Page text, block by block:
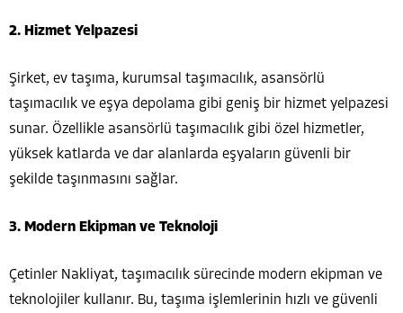
2. Hizmet Yelpazesi
Şirket, ev taşıma, kurumsal taşımacılık, asansörlü
taşımacılık ve eşya depolama gibi geniş bir hizmet yelpazesi
sunar. Özellikle asansörlü taşımacılık gibi özel hizmetler,
yüksek katlarda ve dar alanlarda eşyaların güvenli bir
şekilde taşınmasını sağlar.
3. Modern Ekipman ve Teknoloji
Çetinler Nakliyat, taşımacılık sürecinde modern ekipman ve
teknolojiler kullanır. Bu, taşıma işlemlerinin hızlı ve güvenli